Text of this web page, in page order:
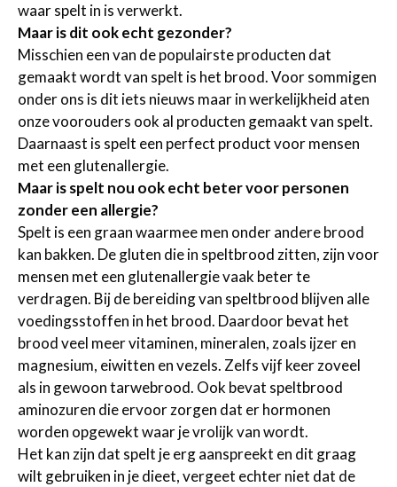
waar spelt in is verwerkt.
Maar is dit ook echt gezonder?
Misschien een van de populairste producten dat
gemaakt wordt van spelt is het brood. Voor sommigen
onder ons is dit iets nieuws maar in werkelijkheid aten
onze voorouders ook al producten gemaakt van spelt.
Daarnaast is spelt een perfect product voor mensen
met een glutenallergie.
Maar is spelt nou ook echt beter voor personen
zonder een allergie?
Spelt is een graan waarmee men onder andere brood
kan bakken. De gluten die in speltbrood zitten, zijn voor
mensen met een glutenallergie vaak beter te
verdragen. Bij de bereiding van speltbrood blijven alle
voedingsstoffen in het brood. Daardoor bevat het
brood veel meer vitaminen, mineralen, zoals ijzer en
magnesium, eiwitten en vezels. Zelfs vijf keer zoveel
als in gewoon tarwebrood. Ook bevat speltbrood
aminozuren die ervoor zorgen dat er hormonen
worden opgewekt waar je vrolijk van wordt.
Het kan zijn dat spelt je erg aanspreekt en dit graag
wilt gebruiken in je dieet, vergeet echter niet dat de